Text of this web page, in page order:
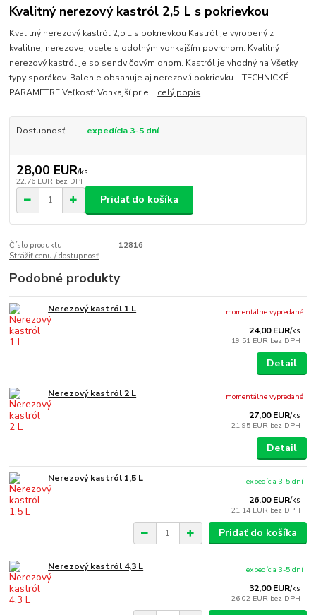
Kvalitný nerezový kastról 2,5 L s pokrievkou
Kvalitný nerezový kastról 2,5 L s pokrievkou Kastról je vyrobený z
kvalitnej nerezovej ocele s odolným vonkajším povrchom. Kvalitný
nerezový kastról je so sendvičovým dnom. Kastról je vhodný na Všetky
typy sporákov. Balenie obsahuje aj nerezovú pokrievku. TECHNICKÉ
PARAMETRE Veľkosť: Vonkajší prie... celý popis
Dostupnosť expedícia 3-5 dní
28,00 EUR/ks
22,76 EUR bez DPH
Pridať do košíka
Číslo produktu:
12816
Strážiť cenu / dostupnosť
Podobné produkty
Nerezový kastról 1 L
24,00 EUR/ks
19,51 EUR bez DPH
momentálne vypredané
Detail
Nerezový kastról 2 L
27,00 EUR/ks
21,95 EUR bez DPH
momentálne vypredané
Detail
Nerezový kastról 1,5 L
26,00 EUR/ks
21,14 EUR bez DPH
expedícia 3-5 dní
Pridať do košíka
Nerezový kastról 4,3 L
32,00 EUR/ks
26,02 EUR bez DPH
expedícia 3-5 dní